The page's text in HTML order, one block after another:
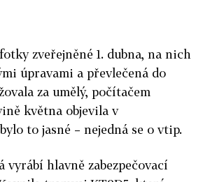
zveřejněné 1. dubna, na nich
úpravami a převlečená do
za umělý, počítačem
května objevila v
to jasné – nejedná se o vtip.
hlavně zabezpečovací